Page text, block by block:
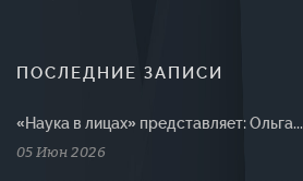
ПОСЛЕДНИЕ ЗАПИСИ
«Наука в лицах» представляет: Ольга...
05 Июн 2026